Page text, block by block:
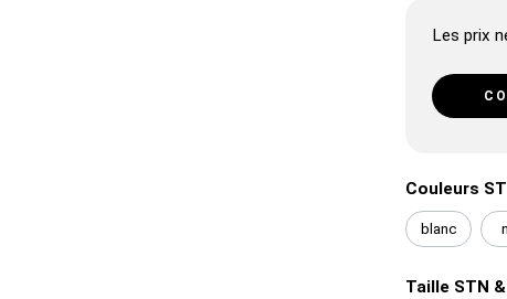
Les prix
Couleurs
blanc
Taille STN